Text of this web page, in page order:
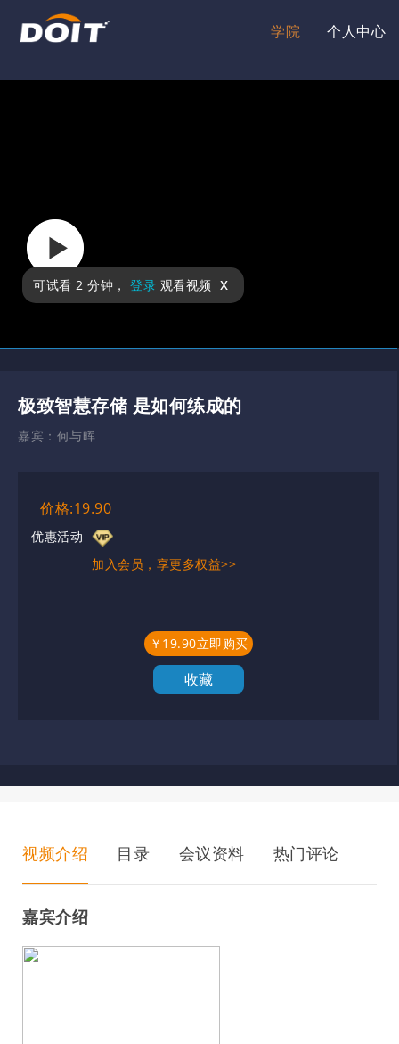
学院 个人中心
可试看 2 分钟 ， 登录 观看视频 x
极致智慧存储 是如何练成的
嘉宾： 何与晖
价格:19.90
优惠活动
加入会员，享更多权益>>
￥19.90立即购买
收藏
视频介绍 目录 会议资料 热门评论
嘉宾介绍